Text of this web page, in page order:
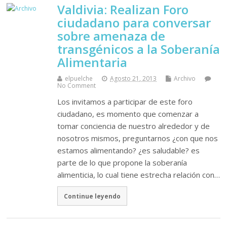
Valdivia: Realizan Foro
ciudadano para conversar
sobre amenaza de
transgénicos a la Soberanía
Alimentaria
elpuelche Agosto 21, 2013
Archivo
No Comment
Los invitamos a participar de este foro
ciudadano, es momento que comenzar a
tomar conciencia de nuestro alrededor y de
nosotros mismos, preguntarnos ¿con que nos
estamos alimentando? ¿es saludable? es
parte de lo que propone la soberanía
alimenticia, lo cual tiene estrecha relación con…
Continue leyendo